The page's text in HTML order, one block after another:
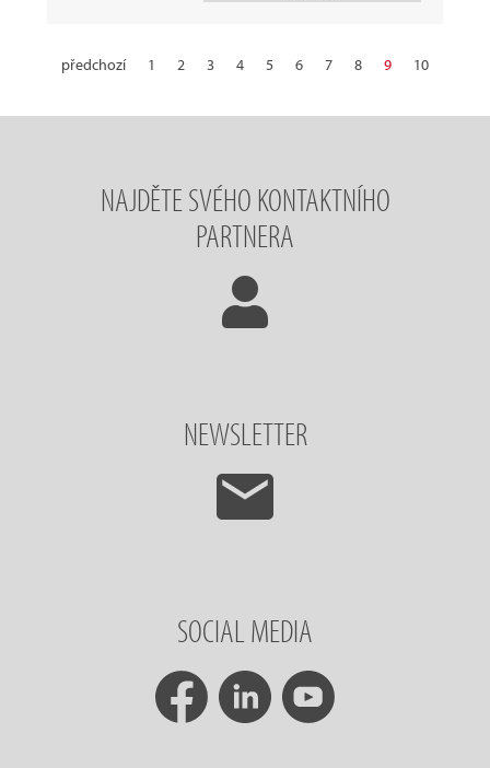
předchozí 1 2 3 4 5 6 7 8 9
10
NAJDĚTE SVÉHO KONTAKTNÍHO
PARTNERA
NEWSLETTER
SOCIAL MEDIA